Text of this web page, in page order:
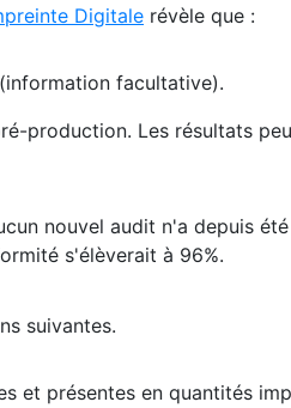
Digitale révèle que :
facultative).
production. Les résultats
nouvel audit n'a depuis
s'élèverait à 96%.
suivantes.
et présentes en quantités